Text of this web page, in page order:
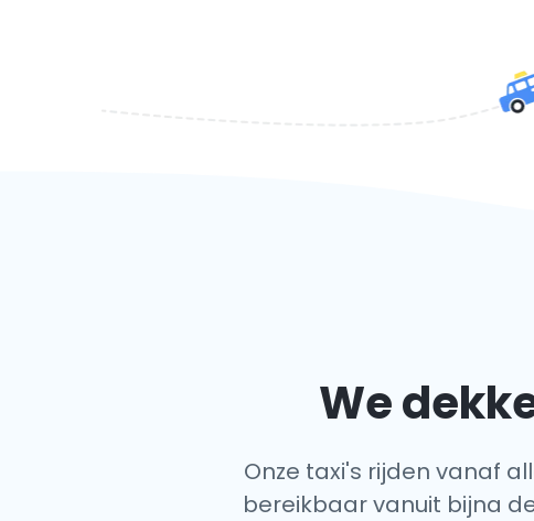
We
Onze taxi's rijden vanaf
bereikbaar vanuit bijna